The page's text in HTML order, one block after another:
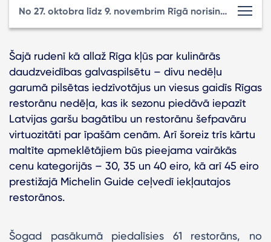
No 27. oktobra līdz 9. novembrim Rīgā norisināsies sezonālie gardēžu svētki – rudens Rīgas restorānu nedēļa
Šajā rudenī kā allaž Rīga kļūs par kulinārās
daudzveidības galvaspilsētu – divu nedēļu
garumā pilsētas iedzīvotājus un viesus gaidīs Rīgas
restorānu nedēļa, kas ik sezonu piedāvā iepazīt
Latvijas garšu bagātību un restorānu šefpavāru
virtuozitāti par īpašām cenām. Arī šoreiz trīs kārtu
maltīte apmeklētājiem būs pieejama vairākās
cenu kategorijās – 30, 35 un 40 eiro, kā arī 45 eiro
prestižajā Michelin Guide ceļvedī iekļautajos
restorānos.
Šogad pasākumā piedalīsies 61 restorāns, no